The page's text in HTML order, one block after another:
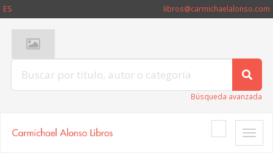
ES libros@carmichaelalonso.com
Búsqueda avanzada
Toggle